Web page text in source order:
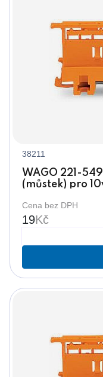
38211
WAGO 221-
(můstek) pro
Cena bez DPH
19Kč